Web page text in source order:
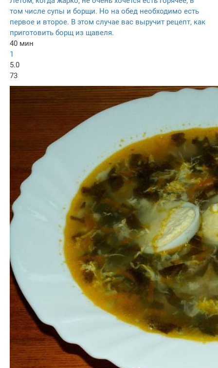
том числе супы и борщи. Но на обед необходимо есть
первое и второе. В этом случае вас выручит рецепт, как
приготовить борщ из щавеля.
40 мин
1
5.0
73